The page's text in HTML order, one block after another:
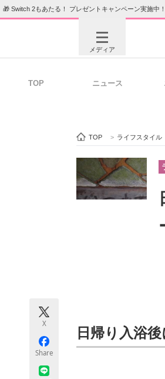
🎁 Switch 2もあたる！ プレゼントキャンペーン実施中！
メディア
ビジネスと働き方
ちょっと気になるネ
TOP ニュース
TOP > ライフスタイル
X
Share
日帰り入浴